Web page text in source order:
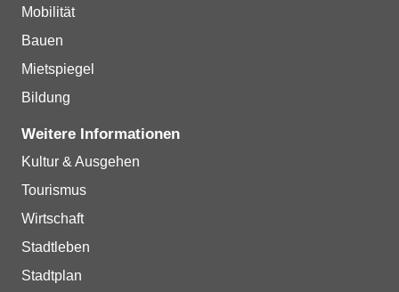
Mobilität
Bauen
Mietspiegel
Bildung
Weitere Informationen
Kultur & Ausgehen
Tourismus
Wirtschaft
Stadtleben
Stadtplan